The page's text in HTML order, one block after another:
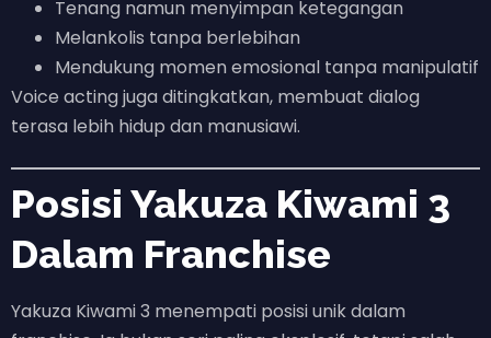
Tenang namun menyimpan ketegangan
Melankolis tanpa berlebihan
Mendukung momen emosional tanpa manipulatif
Voice acting juga ditingkatkan, membuat dialog
terasa lebih hidup dan manusiawi.
Posisi Yakuza Kiwami 3
Dalam Franchise
Yakuza Kiwami 3 menempati posisi unik dalam